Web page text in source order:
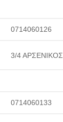
0714060126
3/4 ΑΡΣΕΝΙΚΟΣ
0714060133